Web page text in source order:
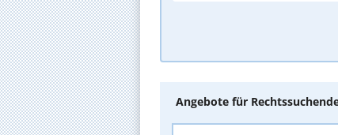
Angebote für